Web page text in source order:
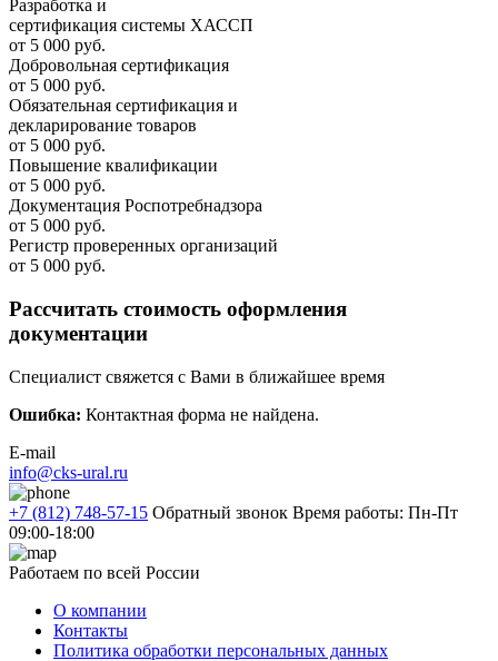
Разработка и
cертификация системы ХАССП
от 5 000 руб.
Добровольная сертификация
от 5 000 руб.
Обязательная сертификация и
декларирование товаров
от 5 000 руб.
Повышение квалификации
от 5 000 руб.
Документация Роспотребнадзора
от 5 000 руб.
Регистр проверенных организаций
от 5 000 руб.
Рассчитать стоимость оформления
документации
Специалист свяжется с Вами в ближайшее время
Ошибка: Контактная форма не найдена.
E-mail
info@cks-ural.ru
+7 (812) 748-57-15 Обратный звонок Время работы: Пн-Пт
09:00-18:00
Работаем по всей России
О компании
Контакты
Политика обработки персональных данных